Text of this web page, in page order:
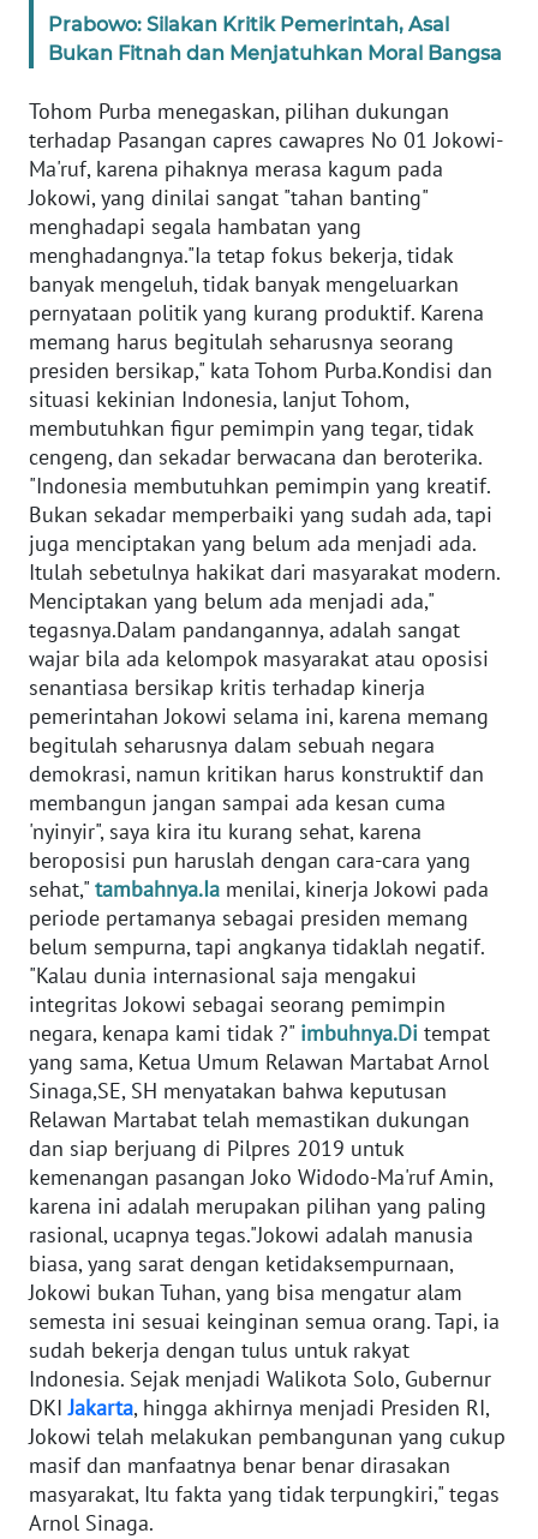
Prabowo: Silakan Kritik Pemerintah, Asal
Bukan Fitnah dan Menjatuhkan Moral Bangsa
Tohom Purba menegaskan, pilihan dukungan
terhadap Pasangan capres cawapres No 01 Jokowi-
Ma'ruf, karena pihaknya merasa kagum pada
Jokowi, yang dinilai sangat "tahan banting"
menghadapi segala hambatan yang
menghadangnya."Ia tetap fokus bekerja, tidak
banyak mengeluh, tidak banyak mengeluarkan
pernyataan politik yang kurang produktif. Karena
memang harus begitulah seharusnya seorang
presiden bersikap," kata Tohom Purba.Kondisi dan
situasi kekinian Indonesia, lanjut Tohom,
membutuhkan figur pemimpin yang tegar, tidak
cengeng, dan sekadar berwacana dan beroterika.
"Indonesia membutuhkan pemimpin yang kreatif.
Bukan sekadar memperbaiki yang sudah ada, tapi
juga menciptakan yang belum ada menjadi ada.
Itulah sebetulnya hakikat dari masyarakat modern.
Menciptakan yang belum ada menjadi ada,"
tegasnya.Dalam pandangannya, adalah sangat
wajar bila ada kelompok masyarakat atau oposisi
senantiasa bersikap kritis terhadap kinerja
pemerintahan Jokowi selama ini, karena memang
begitulah seharusnya dalam sebuah negara
demokrasi, namun kritikan harus konstruktif dan
membangun jangan sampai ada kesan cuma
'nyinyir", saya kira itu kurang sehat, karena
beroposisi pun haruslah dengan cara-cara yang
sehat," tambahnya.Ia menilai, kinerja Jokowi pada
periode pertamanya sebagai presiden memang
belum sempurna, tapi angkanya tidaklah negatif.
"Kalau dunia internasional saja mengakui
integritas Jokowi sebagai seorang pemimpin
negara, kenapa kami tidak ?" imbuhnya.Di tempat
yang sama, Ketua Umum Relawan Martabat Arnol
Sinaga,SE, SH menyatakan bahwa keputusan
Relawan Martabat telah memastikan dukungan
dan siap berjuang di Pilpres 2019 untuk
kemenangan pasangan Joko Widodo-Ma'ruf Amin,
karena ini adalah merupakan pilihan yang paling
rasional, ucapnya tegas."Jokowi adalah manusia
biasa, yang sarat dengan ketidaksempurnaan,
Jokowi bukan Tuhan, yang bisa mengatur alam
semesta ini sesuai keinginan semua orang. Tapi, ia
sudah bekerja dengan tulus untuk rakyat
Indonesia. Sejak menjadi Walikota Solo, Gubernur
DKIJakarta, hingga akhirnya menjadi Presiden RI,
Jokowi telah melakukan pembangunan yang cukup
masif dan manfaatnya benar benar dirasakan
masyarakat, Itu fakta yang tidak terpungkiri," tegas
Arnol Sinaga.
KARIR
DISCLAIMER
Wahana
News
WN
SUMUT
WN
JAKARTA
WN
JABAR
WN
BANTEN
WN
NTT
WN
KEPRI
WN
PAPUA
WN
PAPUA
BARAT
WN
RIAU
WN
SERAMBI
WN
JAMBI
WN
SULTRA
WN
NTB
WN
SULTENG